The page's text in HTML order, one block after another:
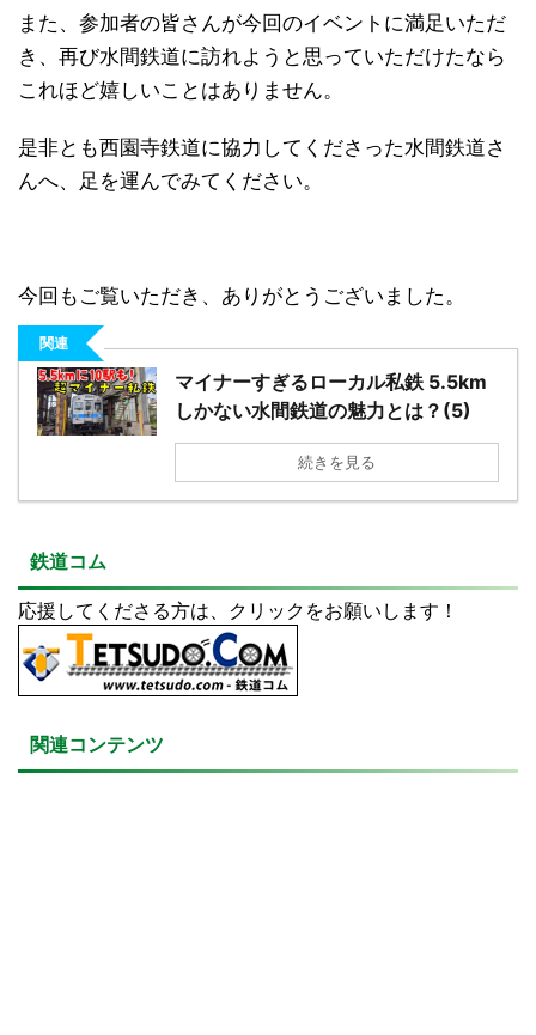
また、参加者の皆さんが今回のイベントに満足いただ
き、再び水間鉄道に訪れようと思っていただけたなら
これほど嬉しいことはありません。
是非とも西園寺鉄道に協力してくださった水間鉄道さ
んへ、足を運んでみてください。
今回もご覧いただき、ありがとうございました。
関連
マイナーすぎるローカル私鉄 5.5km
しかない水間鉄道の魅力とは？(5)
続きを見る
鉄道コム
応援してくださる方は、クリックをお願いします！
関連コンテンツ